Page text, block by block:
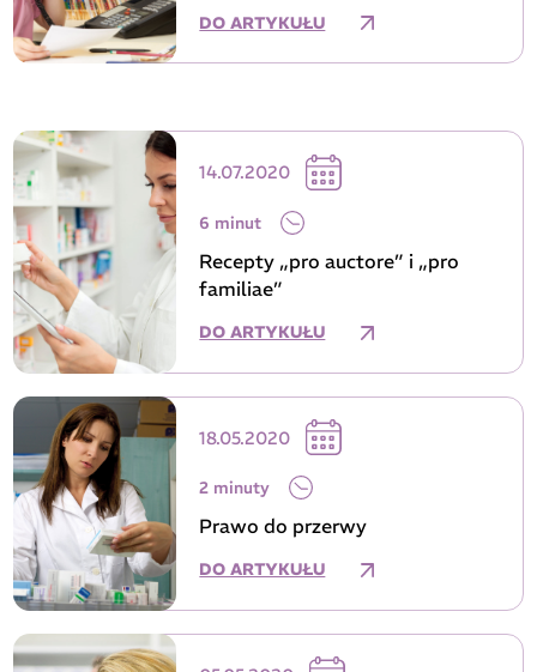
DO ARTYKUŁU
14.07.2020
6 minut
Recepty „pro auctore” i „pro
familiae”
DO ARTYKUŁU
18.05.2020
2 minuty
Prawo do przerwy
DO ARTYKUŁU